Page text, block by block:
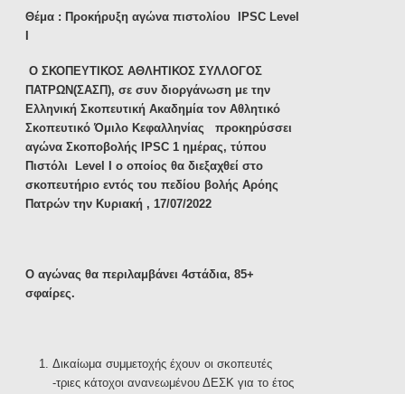
Θέμα : Προκήρυξη αγώνα πιστολίου IPSC Level
Ο ΣΚΟΠΕΥΤΙΚΟΣ ΑΘΛΗΤΙΚΟΣ ΣΥΛΛΟΓΟΣ
ΠΑΤΡΩΝ(ΣΑΣΠ), σε συν διοργάνωση με την
Ελληνική Σκοπευτική Ακαδημία τον Αθλητικό
Σκοπευτικό Όμιλο Κεφαλληνίας προκηρύσσει
αγώνα Σκοποβολής
IPSC1 ημέρας, τύπου
Πιστόλι
Level
ο οποίος θα διεξαχθεί στο
σκοπευτήριο εντός του πεδίου βολής Αρόης
Πατρών την Κυριακή , 17/07/2022
Ο αγώνας θα περιλαμβάνει 4στάδια, 85+
σφαίρες.
Δικαίωμα συμμετοχής έχουν οι σκοπευτές
-τριες κάτοχοι ανανεωμένου ΔΕΣΚ για το έτος